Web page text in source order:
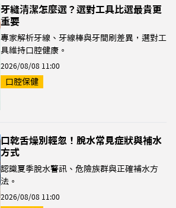
牙縫清潔怎麼選？選對工具比選最貴更
重要
專家解析牙線、牙線棒與牙間刷差異，選對工
具維持口腔健康。
2026/08/08 11:00
口腔保健
口乾舌燥別輕忽！脫水常見症狀與補水
方式
認識夏季脫水警訊、危險族群與正確補水方
法。
2026/08/08 11:00